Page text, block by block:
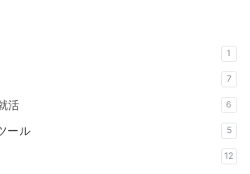
1
7
活 6
ール 5
12